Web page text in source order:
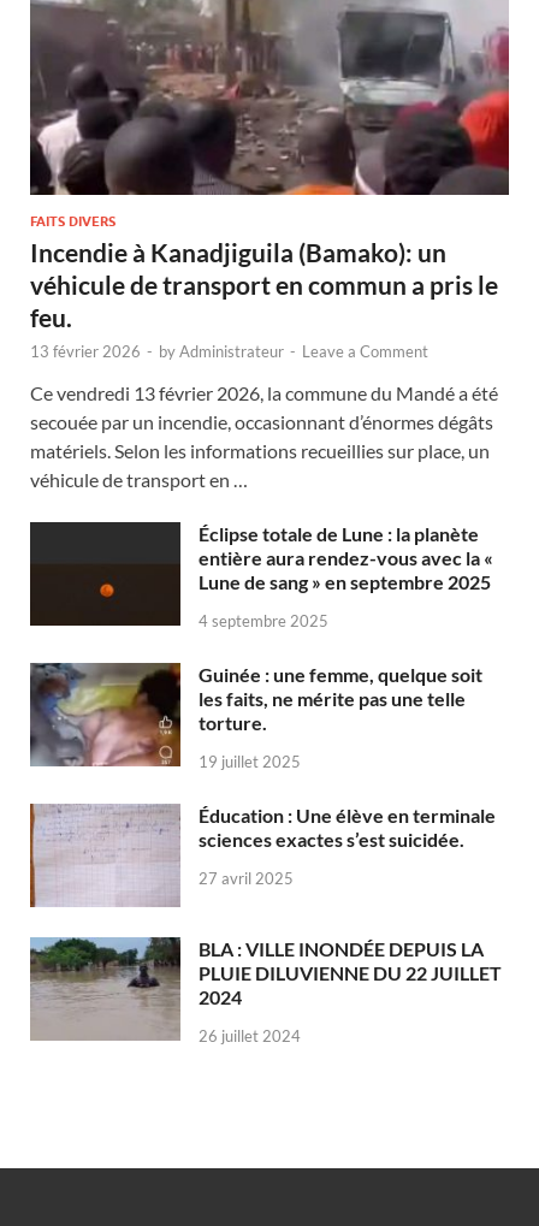
FAITS DIVERS
Incendie à Kanadjiguila (Bamako): un
véhicule de transport en commun a pris le
feu.
13 février 2026 - byAdministrateur - Leave a Comment
Ce vendredi 13 février 2026, la commune du Mandé a été
secouée par un incendie, occasionnant d’énormes dégâts
matériels. Selon les informations recueillies sur place, un
véhicule de transport en …
Éclipse totale de Lune : la planète
entière aura rendez-vous avec la «
Lune de sang » en septembre 2025
4 septembre 2025
Guinée : une femme, quelque soit
les faits, ne mérite pas une telle
torture.
19 juillet 2025
Éducation : Une élève en terminale
sciences exactes s’est suicidée.
27 avril 2025
BLA : VILLE INONDÉE DEPUIS LA
PLUIE DILUVIENNE DU 22 JUILLET
2024
26 juillet 2024